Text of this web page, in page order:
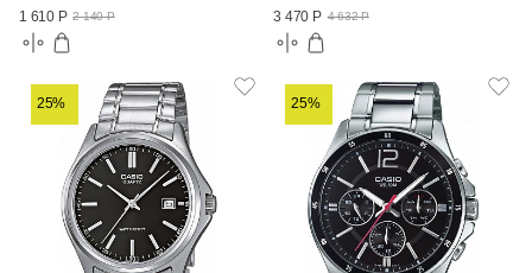
1 610 Р 2 140 Р 3 470 Р 4 632 Р
25% 25%